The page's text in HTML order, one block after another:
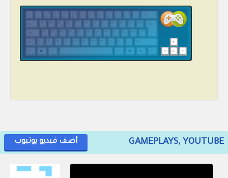
GAMEPLAYS, YOUTUBE أضف فيديو يوتيوب